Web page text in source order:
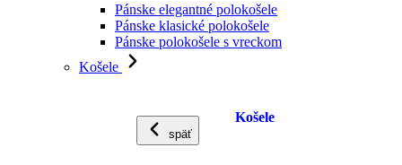
Pánske elegantné polokošele
Pánske klasické polokošele
Pánske polokošele s vreckom
Košele
späť
Košele